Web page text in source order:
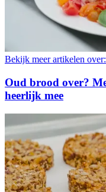
Bekijk meer artikelen over:
Oud brood over?
heerlijk mee